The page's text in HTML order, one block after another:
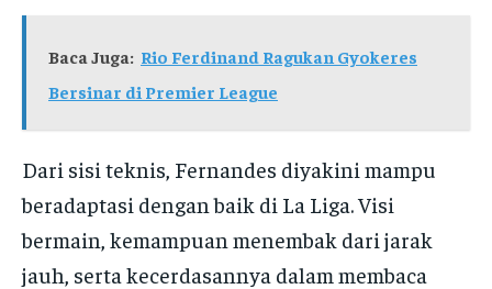
Baca Juga: Rio Ferdinand Ragukan Gyokeres
Bersinar di Premier League
Dari sisi teknis, Fernandes diyakini mampu
beradaptasi dengan baik di La Liga. Visi
bermain, kemampuan menembak dari jarak
jauh, serta kecerdasannya dalam membaca